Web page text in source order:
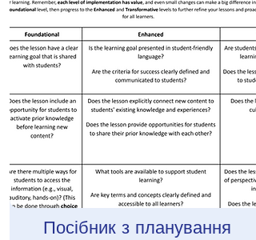
Посібник з планування